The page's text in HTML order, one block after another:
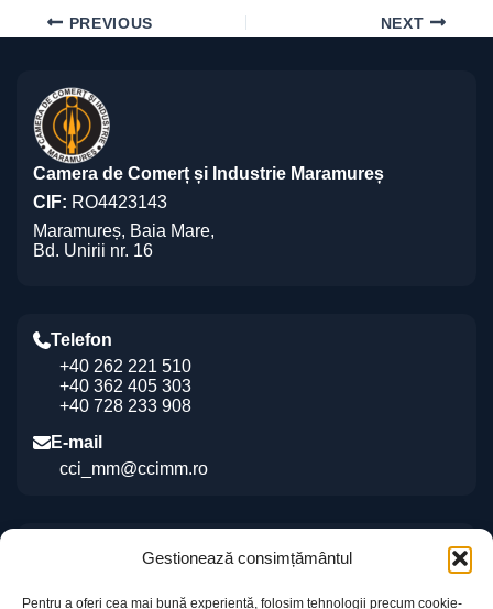
Gestionează consimțământul
Pentru a oferi cea mai bună experiență, folosim tehnologii precum cookie-
PREVIOUS NEXT
Camera de Comerț și Industrie Maramureș
CIF: RO4423143
Maramureș, Baia Mare,
Bd. Unirii nr. 16
Telefon
+40 262 221 510
+40 362 405 303
+40 728 233 908
E-mail
cci_mm@ccimm.ro
Indicații de orientare